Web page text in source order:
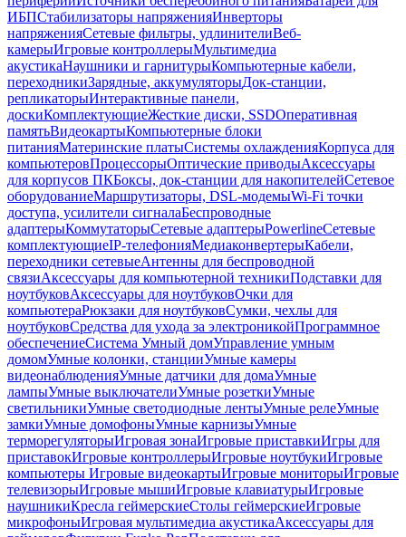
ИБПСтабилизаторы напряженияИнверторы
напряженияСетевые фильтры, удлинителиВеб-
камерыИгровые контроллерыМультимедиа
акустикаНаушники и гарнитурыКомпьютерные кабели,
переходникиЗарядные, аккумуляторыДок-станции,
репликаторыИнтерактивные панели,
доскиКомплектующиеЖесткие диски, SSDОперативная
памятьВидеокартыКомпьютерные блоки
питанияМатеринские платыСистемы охлажденияКорпуса для
компьютеровПроцессорыОптические приводыАксессуары
для корпусов ПКБоксы, док-станции для накопителейСетевое
оборудованиеМаршрутизаторы, DSL-модемыWi-Fi точки
доступа, усилители сигналаБеспроводные
адаптерыКоммутаторыСетевые адаптерыPowerlineСетевые
комплектующиеIP-телефонияМедиаконвертерыКабели,
переходники сетевыеАнтенны для беспроводной
связиАксессуары для компьютерной техникиПодставки для
ноутбуковАксессуары для ноутбуковОчки для
компьютераРюкзаки для ноутбуковСумки, чехлы для
ноутбуковСредства для ухода за электроникойПрограммное
обеспечениеСистема Умный домУправление умным
домомУмные колонки, станцииУмные камеры
видеонаблюденияУмные датчики для домаУмные
лампыУмные выключателиУмные розеткиУмные
светильникиУмные светодиодные лентыУмные релеУмные
замкиУмные домофоныУмные карнизыУмные
терморегуляторыИгровая зонаИгровые приставкиИгры для
приставокИгровые контроллерыИгровые ноутбукиИгровые
компьютеры Игровые видеокартыИгровые мониторыИгровые
телевизорыИгровые мышиИгровые клавиатурыИгровые
наушникиКресла геймерскиеСтолы геймерскиеИгровые
микрофоныИгровая мультимедиа акустикаАксессуары для